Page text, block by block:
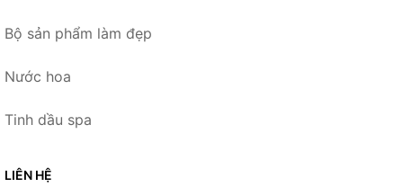
Bộ sản phẩm làm đẹp
Nước hoa
Tinh dầu spa
LIÊN HỆ